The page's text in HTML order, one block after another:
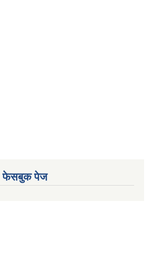
फेसबुक पेज